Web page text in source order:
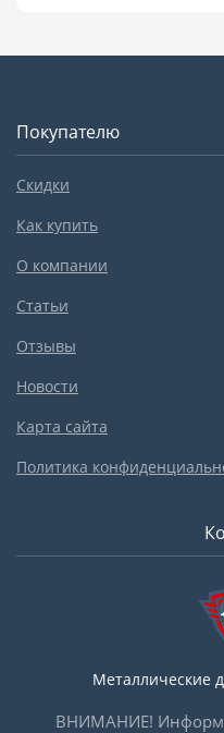
Покупателю
Скидки
Как купить
О компании
Статьи
Отзывы
Новости
Карта сайта
Политика
Металлические
ВНИМАНИЕ!